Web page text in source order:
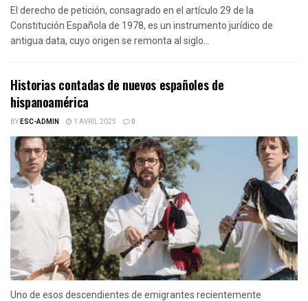
El derecho de petición, consagrado en el artículo 29 de la
Constitución Española de 1978, es un instrumento jurídico de
antigua data, cuyo origen se remonta al siglo...
Historias contadas de nuevos españoles de
hispanoamérica
BYESC-ADMIN 1 AVRIL 2025 0
Uno de esos descendientes de emigrantes recientemente